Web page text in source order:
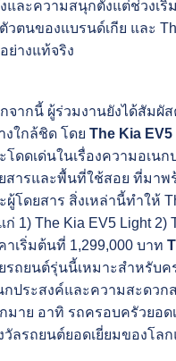
และความสนุกตั้งแต่ช่วงเริ่
วตนของแบรนด์เกีย และ
ย่างแท้จริง
จากนี้ ผู้ร่วมงานยังได้สัมผัส
งใกล้ชิด โดย The Kia EV5
โดดเด่นในเรื่องความอเน
สารและพื้นที่ใช้สอย ที่มาพ
ผู้โดยสาร สิ่งเหล่านี้ทำให้
ก่ 1) The Kia EV5 Light 2)
าเริ่มต้นที่ 1,299,000 บาท
รถยนต์รุ่นนี้เหมาะสำหรับ
กประสงค์และความสะดวก
มาย อาทิ รถครอบครัวยอด
วัลรถยนต์ยอดเยี่ยมของโล